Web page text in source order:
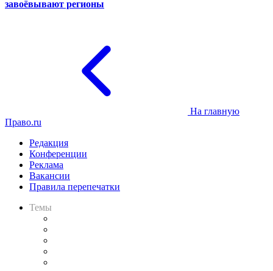
завоёвывают регионы
На главную
Право.ru
Редакция
Конференции
Реклама
Вакансии
Правила перепечатки
Темы